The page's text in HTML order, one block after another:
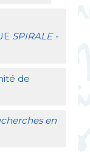
SPIRALE-
de
en